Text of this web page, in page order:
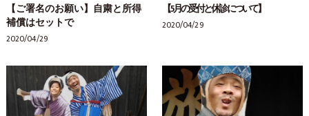
【ご署名のお願い】自粛と所得
補償はセットで
2020/04/29
【5月の受付と休診について】
2020/04/29